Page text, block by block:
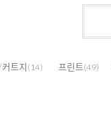
트지(14) 프린트(49)